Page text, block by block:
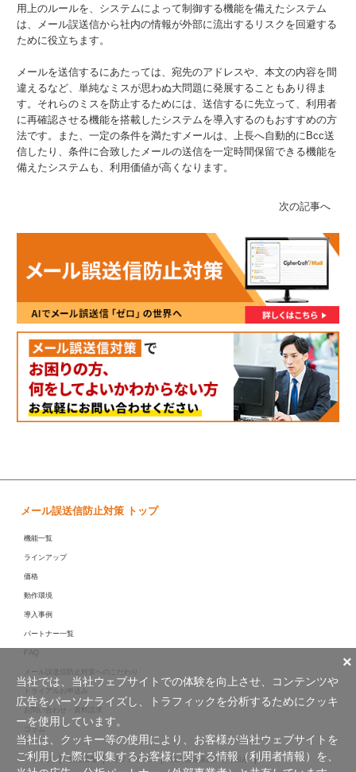
用上のルールを、システムによって制御する機能を備えたシステム
は、メール誤送信から社内の情報が外部に流出するリスクを回避する
ために役立ちます。
メールを送信するにあたっては、宛先のアドレスや、本文の内容を間
違えるなど、単純なミスが思わぬ大問題に発展することもあり得ま
す。それらのミスを防止するためには、送信するに先立って、利用者
に再確認させる機能を搭載したシステムを導入するのもおすすめの方
法です。また、一定の条件を満たすメールは、上長へ自動的にBcc送
信したり、条件に合致したメールの送信を一定時間保留できる機能を
備えたシステムも、利用価値が高くなります。
次の記事へ
メール誤送信防止対策 トップ
機能一覧
ラインアップ
価格
動作環境
導入事例
パートナー一覧
FAQ
メール誤送信防止対策へのこだわり
トライアルお申込み
お問い合わせ・資料請求
コラム
トップ 新着情報 サイトマップ 個人情報保護の取り組み
×
当社では、当社ウェブサイトでの体験を向上させ、コンテンツや
広告をパーソナライズし、トラフィックを分析するためにクッキ
ーを使用しています。
当社は、クッキー等の使用により、お客様が当社ウェブサイトを
ご利用した際に収集するお客様に関する情報（利用者情報）を、